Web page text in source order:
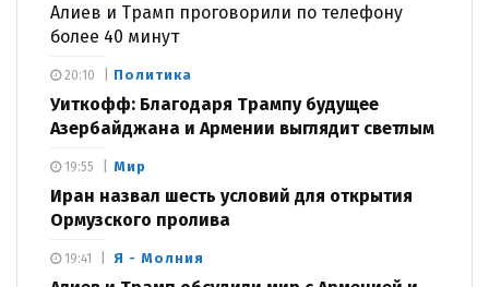
Алиев и Трамп проговорили по телефону
более 40 минут
Политика
Уиткофф: Благодаря Трампу будущее
Азербайджана и Армении выглядит светлым
20:10
Мир
Иран назвал шесть условий для открытия
Ормузского пролива
19:55
Я - Молния
19:41